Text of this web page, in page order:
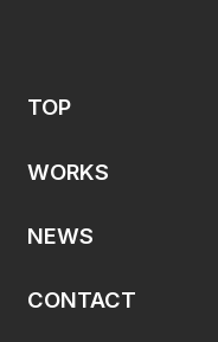
TOP
WORKS
NEWS
CONTACT